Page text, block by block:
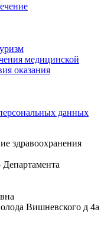
медицинской
оказания
данных
здравоохранения
Вишневского д 4а